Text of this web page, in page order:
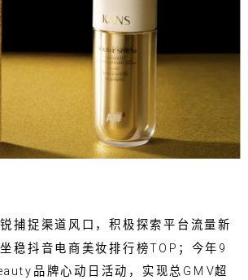
捕捉渠道风口，积极探索平台流量新
稳抖音电商美妆排行榜TOP；今年9
品牌心动日活动，实现总GMV超